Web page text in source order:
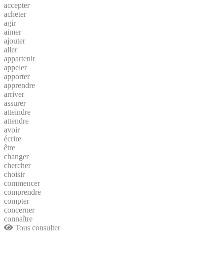
accepter
acheter
agir
aimer
ajouter
aller
appartenir
appeler
apporter
apprendre
arriver
assurer
atteindre
attendre
avoir
écrire
être
changer
chercher
choisir
commencer
comprendre
compter
concerner
connaître
Tous consulter